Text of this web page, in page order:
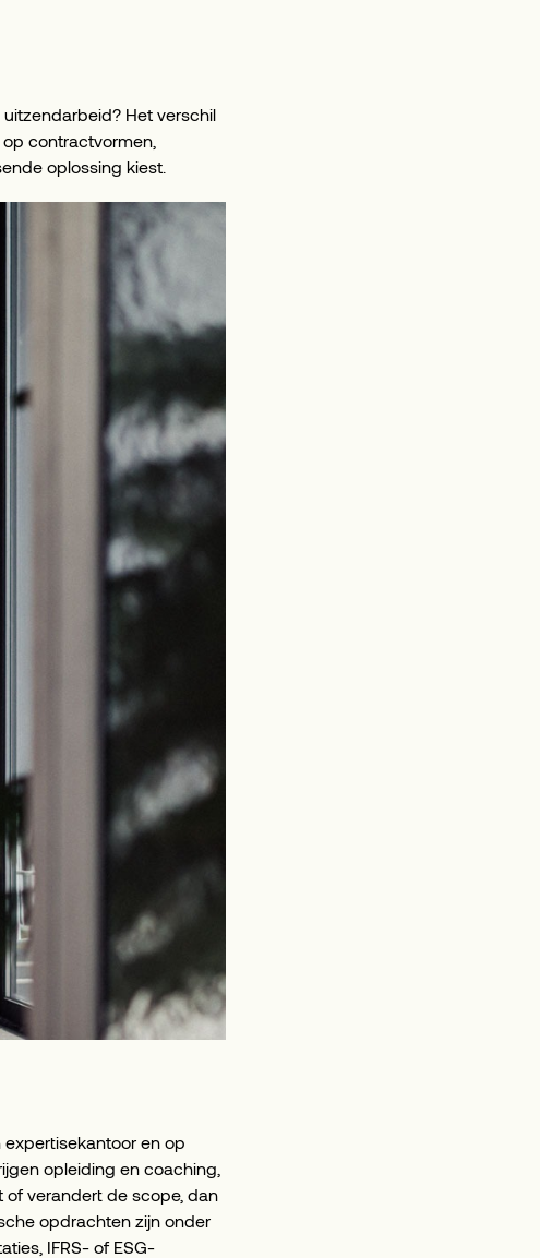
Het verschil
contractvormen,
oplossing kiest.
en op
opleiding en coaching,
verandert de scope, dan
opdrachten zijn onder
IFRS- of ESG-